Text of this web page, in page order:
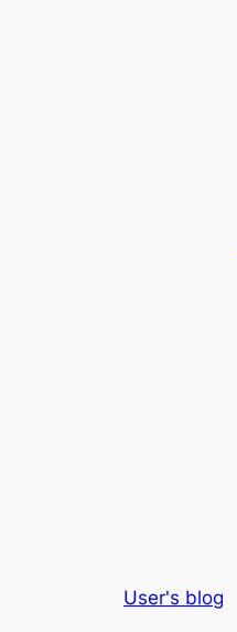
User's blog